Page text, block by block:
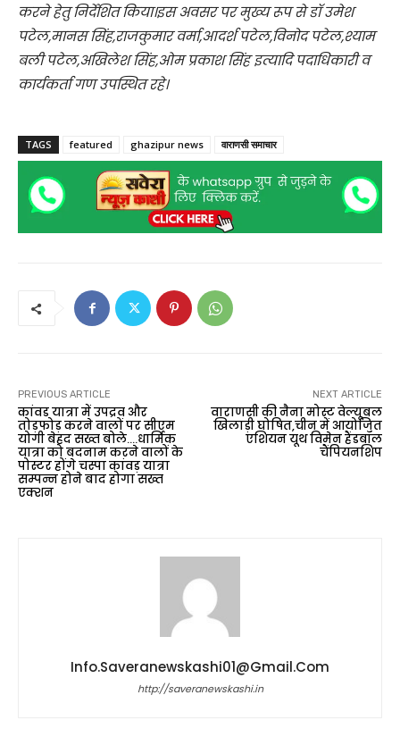
करने हेतु निर्देशित किया।इस अवसर पर मुख्य रूप से डॉ उमेश
पटेल,मानस सिंह,राजकुमार वर्मा,आदर्श पटेल,विनोद पटेल,श्याम
बली पटेल,अखिलेश सिंह,ओम प्रकाश सिंह इत्यादि पदाधिकारी व
कार्यकर्ता गण उपस्थित रहे।
TAGS featured ghazipur news वाराणसी समाचार
PREVIOUS ARTICLE
कांवड यात्रा में उपद्रव और
तोड़फोड़ करने वालों पर सीएम
योगी बेहद सख्त बोले….धार्मिक
यात्रा को बदनाम करने वालों के
पोस्टर होंगे चस्पा कांवड़ यात्रा
सम्पन्न होने बाद होगा सख्त
एक्शन
NEXT ARTICLE
वाराणसी की नैना मोस्ट वेल्यूबल
खिलाड़ी घोषित,चीन में आयोजित
एशियन यूथ विमेन हैंडबॉल
चैंपियनशिप
Info.saveranewskashi01@gmail.com
http://saveranewskashi.in